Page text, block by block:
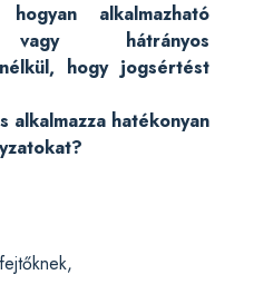
alkalmazható
vagy hátrányos
hogy jogsértést
alkalmazza hatékonyan